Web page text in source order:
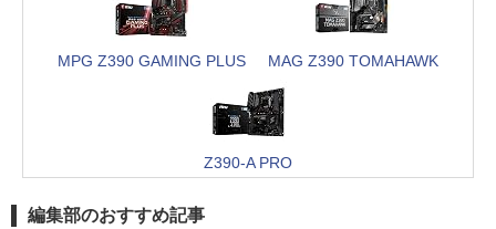
MPG Z390 GAMING PLUS MAG Z390 TOMAHAWK
Z390-A PRO
編集部のおすすめ記事